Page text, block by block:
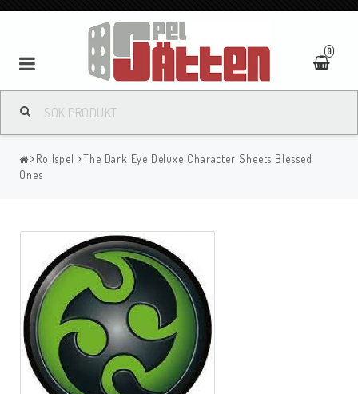
0
Rollspel
The Dark Eye Deluxe Character Sheets Blessed
Ones